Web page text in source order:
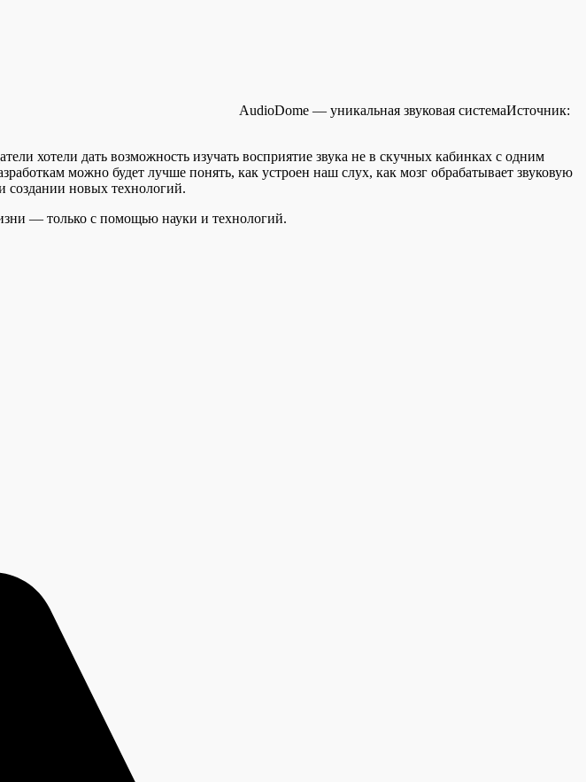
AudioDome — уникальная звуковая системаИсточник:
хотели дать возможность изучать восприятие звука не в скучных кабинках с одним
можно будет лучше понять, как устроен наш слух, как мозг обрабатывает звуковую
создании новых технологий.
— только с помощью науки и технологий.